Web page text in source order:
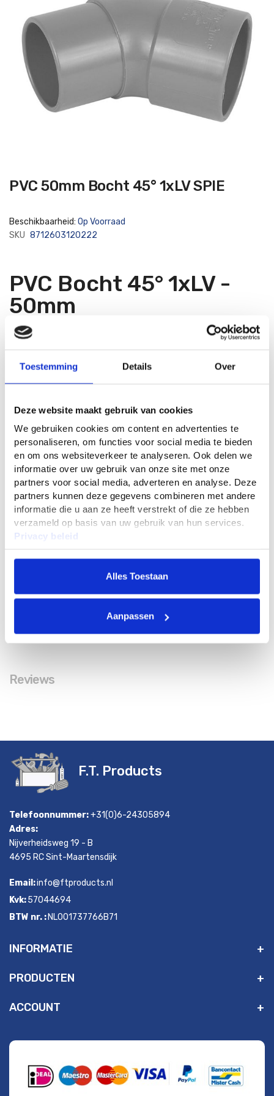
Toestemming Details Over
Deze website maakt gebruik van cookies
We gebruiken cookies om content en advertenties te
personaliseren, om functies voor social media te bieden
en om ons websiteverkeer te analyseren. Ook delen we
informatie over uw gebruik van onze site met onze
partners voor social media, adverteren en analyse. Deze
partners kunnen deze gegevens combineren met andere
informatie die u aan ze heeft verstrekt of die ze hebben
verzameld op basis van uw gebruik van hun services.
Privacy beleid
Alles Toestaan
Aanpassen
Ga
naar
de
afbeeldingen-
gallerij
PVC 50mm Bocht 45° 1xLV SPIE
Beschikbaarheid: Op Voorraad
SKU 8712603120222
PVC Bocht 45° 1xLV -
50mm
Kleur: grijs
1
In Winkelwagen
Details
Reviews
F.T. Products
Telefoonnummer:+31(0)6-24305894
Adres:
Nijverheidsweg 19 - B
4695 RC Sint-Maartensdijk
Email:info@ftproducts.nl
Kvk:57044694
BTW nr. : NL001737766B71
INFORMATIE
PRODUCTEN
ACCOUNT